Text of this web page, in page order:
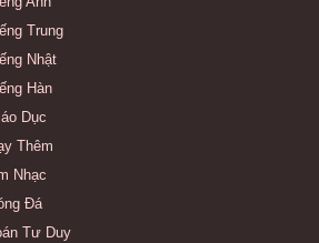
Trung
Nhật
Hàn
Dục
Thêm
Nhạc
Đá
Tư Duy